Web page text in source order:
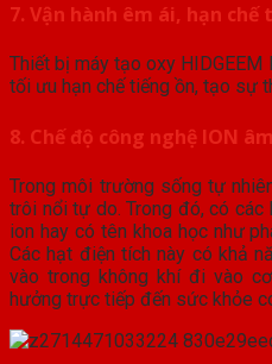
7. Vận hành êm ái, hạn chế
Thiết bị máy tạo oxy HIDGEEM
tối ưu hạn chế tiếng ồn, tạo sự
8. Chế độ công nghệ ION
Trong môi trường sống tự
trôi nổi tự do. Trong đó, có
ion hay có tên khoa học như
Các hạt điện tích này có khả
vào trong không khí đi vào
hưởng trực tiếp đến sức khỏe